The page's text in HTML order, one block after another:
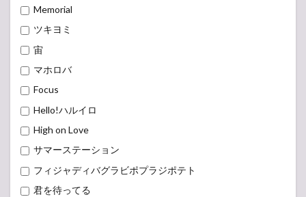
Memorial
ツキヨミ
宙
マホロバ
Focus
Hello!ハルイロ
High on Love
サマーステーション
フィジャディバグラビポプラジポテト
君を待ってる